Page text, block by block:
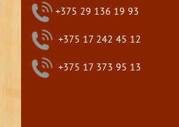
+375 29 136 19 93
+375 17 242 45 12
+375 17 373 95 13